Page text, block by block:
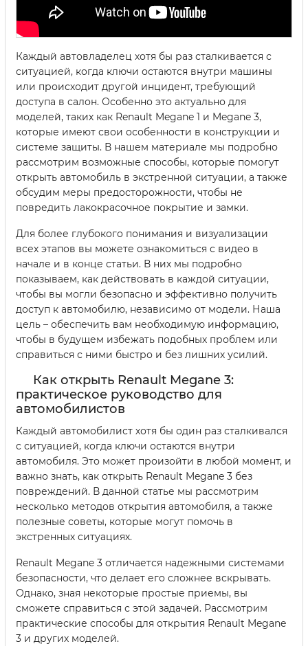
Каждый автовладелец хотя бы раз сталкивается с
ситуацией, когда ключи остаются внутри машины
или происходит другой инцидент, требующий
доступа в салон. Особенно это актуально для
моделей, таких как Renault Megane 1 и Megane 3,
которые имеют свои особенности в конструкции и
системе защиты. В нашем материале мы подробно
рассмотрим возможные способы, которые помогут
открыть автомобиль в экстренной ситуации, а также
обсудим меры предосторожности, чтобы не
повредить лакокрасочное покрытие и замки.
Для более глубокого понимания и визуализации
всех этапов вы можете ознакомиться с видео в
начале и в конце статьи. В них мы подробно
показываем, как действовать в каждой ситуации,
чтобы вы могли безопасно и эффективно получить
доступ к автомобилю, независимо от модели. Наша
цель – обеспечить вам необходимую информацию,
чтобы в будущем избежать подобных проблем или
справиться с ними быстро и без лишних усилий.
Как открыть Renault Megane 3:
практическое руководство для
автомобилистов
Каждый автомобилист хотя бы один раз сталкивался
с ситуацией, когда ключи остаются внутри
автомобиля. Это может произойти в любой момент, и
важно знать, как открыть Renault Megane 3 без
повреждений. В данной статье мы рассмотрим
несколько методов открытия автомобиля, а также
полезные советы, которые могут помочь в
экстренных ситуациях.
Renault Megane 3 отличается надежными системами
безопасности, что делает его сложнее вскрывать.
Однако, зная некоторые простые приемы, вы
сможете справиться с этой задачей. Рассмотрим
практические способы для открытия Renault Megane
3 и других моделей.